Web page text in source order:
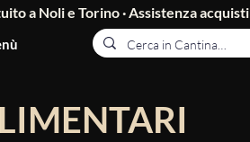
a Noli e Torino ·Assistenza acquisti